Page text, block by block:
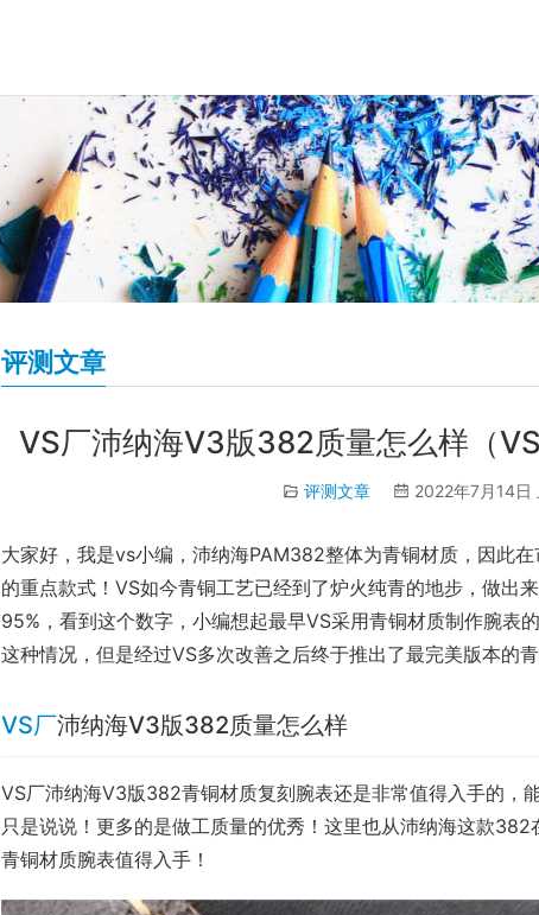
评测文章
VS厂沛纳海V3版382质量怎么样（
评测文章 2022年7月14日
大家好，我是vs小编，沛纳海PAM382整体为青铜材质，因此
的重点款式！VS如今青铜工艺已经到了炉火纯青的地步，做出
95%，看到这个数字，小编想起最早VS采用青铜材质制作腕表
这种情况，但是经过VS多次改善之后终于推出了最完美版本的青
VS厂沛纳海V3版382质量怎么样
VS厂沛纳海V3版382青铜材质复刻腕表还是非常值得入手的，
只是说说！更多的是做工质量的优秀！这里也从沛纳海这款
青铜材质腕表值得入手！